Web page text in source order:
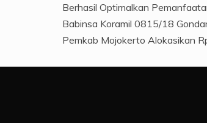
Berhasil Optimalkan
Babinsa Koramil 0815/18
Pemkab Mojokerto Alokasikan